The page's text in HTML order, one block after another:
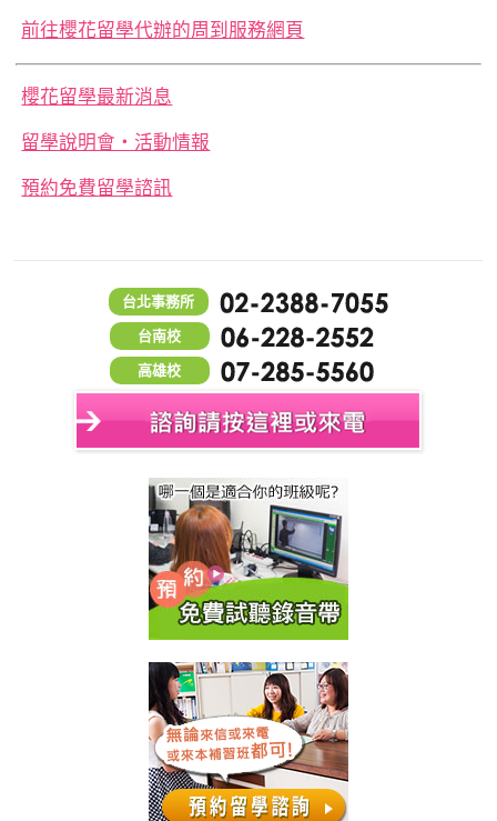
前往櫻花留學代辦的周到服務網頁
櫻花留學最新消息
留學說明會‧活動情報
預約免費留學諮訊
台北事務所
台南校
高雄校